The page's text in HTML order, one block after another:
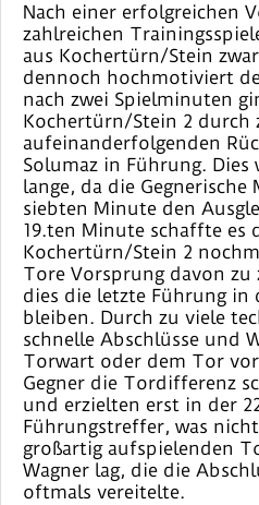
Nach einer erfolgreichen
zahlreichen
aus Kochertürn/Stein
dennoch hochmotiviert
nach zwei Spielminuten
Kochertürn/Stein 2 durch
aufeinanderfolgenden
Solumaz in Führung.
lange, da die
siebten Minute den
19.ten Minute schaffte es
Kochertürn/Stein 2
Tore Vorsprung davon
dies die letzte Führung in
bleiben. Durch zu viele
schnelle Abschlüsse und
Torwart oder dem Tor
Gegner die Tordifferenz
und erzielten erst in der
Führungstreffer, was
großartig aufspielenden
Wagner lag, die die
oftmals vereitelte.